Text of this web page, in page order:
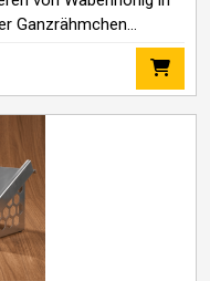
Ganzrähmchen
x 29 cm, Höhe